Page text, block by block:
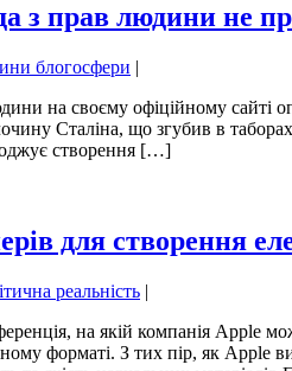
з прав людини не
блогосфери |
на своєму офіційному сайті
Сталіна, що згубив в
створення […]
для створення
реальність |
на якій компанія Apple
форматі. З тих пір, як Apple